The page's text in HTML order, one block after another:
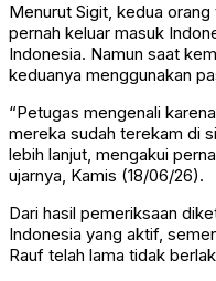
Menurut Sigit, kedua
pernah keluar masuk
Indonesia. Namun saat
keduanya menggunakan
“Petugas mengenali
mereka sudah terekam di
lebih lanjut, mengakui
ujarnya, Kamis (18/06/26).
Dari hasil pemeriksaan
Indonesia yang aktif,
Rauf telah lama tidak